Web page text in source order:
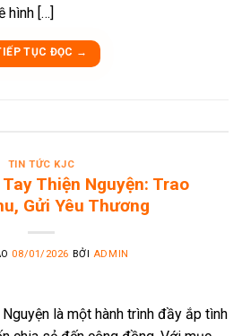
hình […]
TỤC ĐỌC →
TIN TỨC KJC
Thiện Nguyện: Trao
Gửi Yêu Thương
08/01/2026 BỞI ADMIN
là một hành trình đầy ắp tình